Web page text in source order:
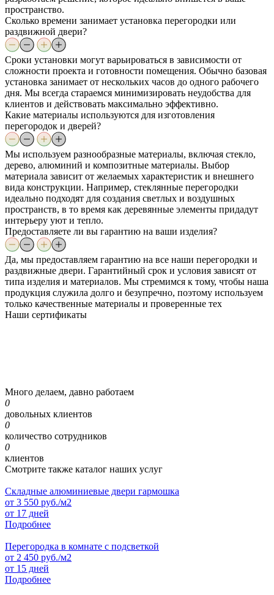
пространство.
Сколько времени занимает установка перегородки или
раздвижной двери?
Сроки установки могут варьироваться в зависимости от
сложности проекта и готовности помещения. Обычно базовая
установка занимает от нескольких часов до одного рабочего
дня. Мы всегда стараемся минимизировать неудобства для
клиентов и действовать максимально эффективно.
Какие материалы используются для изготовления
перегородок и дверей?
Мы используем разнообразные материалы, включая стекло,
дерево, алюминий и композитные материалы. Выбор
материала зависит от желаемых характеристик и внешнего
вида конструкции. Например, стеклянные перегородки
идеально подходят для создания светлых и воздушных
пространств, в то время как деревянные элементы придадут
интерьеру уют и тепло.
Предоставляете ли вы гарантию на ваши изделия?
Да, мы предоставляем гарантию на все наши перегородки и
раздвижные двери. Гарантийный срок и условия зависят от
типа изделия и материалов. Мы стремимся к тому, чтобы наша
продукция служила долго и безупречно, поэтому используем
только качественные материалы и проверенные тех
Наши сертификаты
Много делаем, давно работаем
0
довольных клиентов
0
количество сотрудников
0
клиентов
Смотрите также каталог наших услуг
Складные алюминиевые двери гармошка
от 3 550 руб./м2
от 17 дней
Подробнее
Перегородка в комнате с подсветкой
от 2 450 руб./м2
от 15 дней
Подробнее